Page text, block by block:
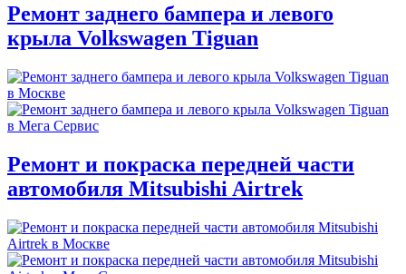
Ремонт заднего бампера и левого
крыла Volkswagen Tiguan
Ремонт и покраска передней части
автомобиля Mitsubishi Airtrek